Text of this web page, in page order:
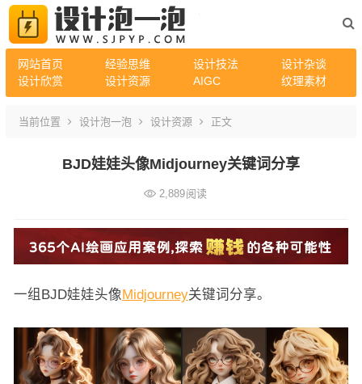
网站首页 经验思维 设计技法
设计杂谈
设计欣赏
设计资源 AIGC 纹理素材
当前位置 设计泡一泡 设计资源 正文
BJD娃娃头像Midjourney关键词分享
2,889阅读
一组BJD娃娃头像Midjourney关键词分享。